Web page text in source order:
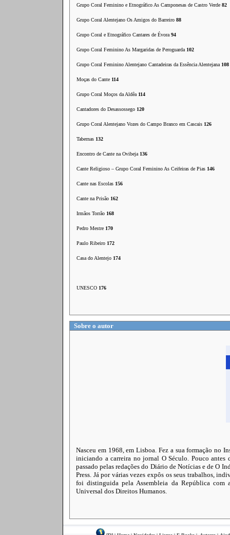
Grupo Coral Feminino e Etnográfico As Camponesas de Castro Verde 82
Grupo Coral Alentejano Os Amigos do Barreiro 88
Grupo Coral e Etnográfico Cantares de Évora 94
Grupo Coral Feminino As Margaridas de Peroguarda 102
Grupo Coral Feminino Alentejano Cantadeiras da Essência Alentejana 108
Moças do Cante 114
Grupo Coral Moços da Aldêa 114
Cantadores do Desassossego 120
Grupo Coral Alentejano Vozes do Campo Branco em Cascais 126
Tabernas 132
Encontro de Cante na Ovibeja 136
Cante Religioso – Grupo Coral Feminino As Ceifeiras de Pias 146
Cante nas Escolas 156
Cante na Prisão 162
Irmãos Torrão 168
Pedro Mestre 170
Paulo Ribeiro 172
Casa do Alentejo 174
UNESCO 176
Sobre o autor
Nasceu em 1968, em Lisboa. Fez a sua formação no
iniciando a carreira no jornal O Século. Pouco antes
passado pelas redações do Diário de Notícias e de O
Press. Já por várias vezes expôs os seus trabalhos,
foi distinguida pela Assembleia da República com
Universal dos Direitos Humanos.